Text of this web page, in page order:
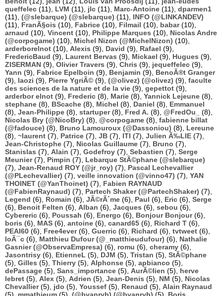
queffelec (11), LVM (11), jlc (11), Marc-Antoine (11), dparmen1
(11), (@slebarque) (@slebarque) (11), INFO (@LINKANDEV)
(11), FranÃ§ois (10), Fabrice (10), Filmail (10), babar(10),
arnaud (10), Vincent (10), Philippe Marques (10), Nicolas Andre
(@corpogame) (10), Michel Nizon (@MichelNizon) (10),
arderborelnot (10), Alexis (9), David (9), Rafael (9),
FredericBaud (9), Laurent Bervas (9), Mickael (9), Hugues (9),
ZISERMAN (9), Olivier Travers (9), Chris (9), jequeffelec (9),
Yann (9), Fabrice Epelboin (9), Benjamin (9), BenoÃ®t Granger
(9), laozi (9), Pierre YgriÃ© (9), (@olivez) (@olivez) (9), faculte
des sciences de la nature et de la vie (9), gepettot (9),
arderbor elnot (9), Frederic (8), Marie (8), Yannick Lejeune (8),
stephane (8), BScache (8), Michel (8), Daniel (8), Emmanuel
(8), Jean-Philippe (8), startuper(8), Fred A. (8), @FredOu_
(8),
Nicolas Bry (@NicoBry) (8), @corpogame (8), fabienne billat
(@fadouce) (8), Bruno Lamouroux (@Dassoniou) (8), Lereune
(8), ~laurent (7), Patrice (7), JB (7), ITI (7), Julien Ã‰LIE (7),
Jean-Christophe (7), Nicolas Guillaume (7), Bruno (7),
Stanislas (7), Alain (7), Godefroy (7), Sebastien (7), Serge
Meunier(7), Pimpin (7), Lebarque StÃ©phane (@slebarque)
(7), Jean-Renaud ROY (@jr_roy) (7), Pascal Lechevallier
(@PLechevallier) (7), veille innovation (@vinno47) (7), YAN
THOINET (@YanThoinet) (7), Fabien RAYNAUD
(@FabienRaynaud) (7), Partech Shaker (@PartechShaker) (7),
Legend (6), Romain (6), JÃ©rÃ´me (6), Paul (6), Eric (6), Serge
(6), Benoit Felten (6), Alban (6), Jacques (6), sebou (6),
Cybereric (6), Poussah (6), Energo (6), Bonjour Bonjour(6),
boris (6), MAS (6), antoine (6), canard65 (6), Richard T (6),
PEAI60 (6), Free4ever(6), Guerric (6), Richard (6), tvtweet (6),
loÃ¯c (6), Matthieu Dufour (@_matthieudufour) (6), Nathalie
Gasnier (@ObservaEmpresa) (6), romu (6), cheramy (6),
Jasontrisy (6), EtienneL (5), DJM (5), Tristan (5), StÃ©phane
(5), Gilles (5), Thierry (5), Alphonse (5), apbianco (5),
dePassage (5), Sans_importance (5), AurÃ©lien (5), herve
lebret (5), Alex (5), Adrien (5), Jean-Denis (5), NM (5), Nicolas
Chevallier(5), jdo (5), Youssef (5), Renaud (5), Alain Raynaud